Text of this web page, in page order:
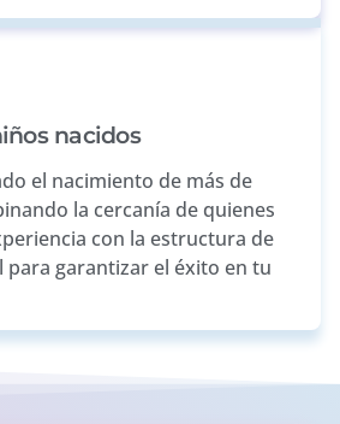
nacidos
el nacimiento de más de
la cercanía de quienes
con la estructura de
garantizar el éxito en tu